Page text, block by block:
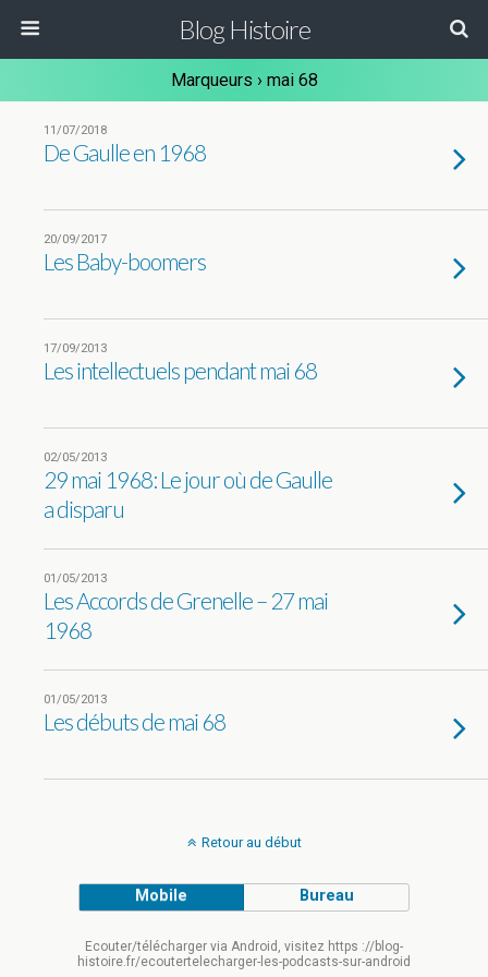
Blog Histoire
Marqueurs › mai 68
11/07/2018
De Gaulle en 1968
20/09/2017
Les Baby-boomers
17/09/2013
Les intellectuels pendant mai 68
02/05/2013
29 mai 1968: Le jour où de Gaulle
a disparu
01/05/2013
Les Accords de Grenelle – 27 mai
1968
01/05/2013
Les débuts de mai 68
Retour au début
Mobile Bureau
Ecouter/télécharger via Android, visitez https ://blog-
histoire.fr/ecoutertelecharger-les-podcasts-sur-android